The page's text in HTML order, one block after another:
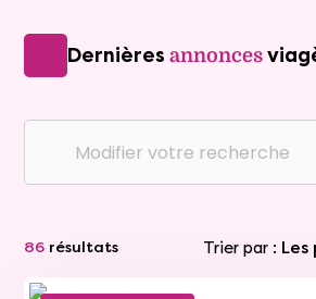
Dernières annonces
Modifier votre recherche
86 résultats Trier par : Les